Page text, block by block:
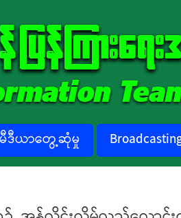
မီဒီယာတွေ့ဆုံမှု